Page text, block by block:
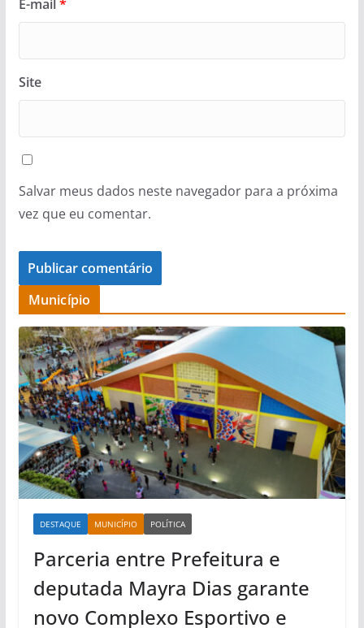
E-mail*
Site
Salvar meus dados neste navegador para a próxima
vez que eu comentar.
Município
DESTAQUE MUNICÍPIO POLÍTICA
Parceria entre Prefeitura e
deputada Mayra Dias garante
novo Complexo Esportivo e